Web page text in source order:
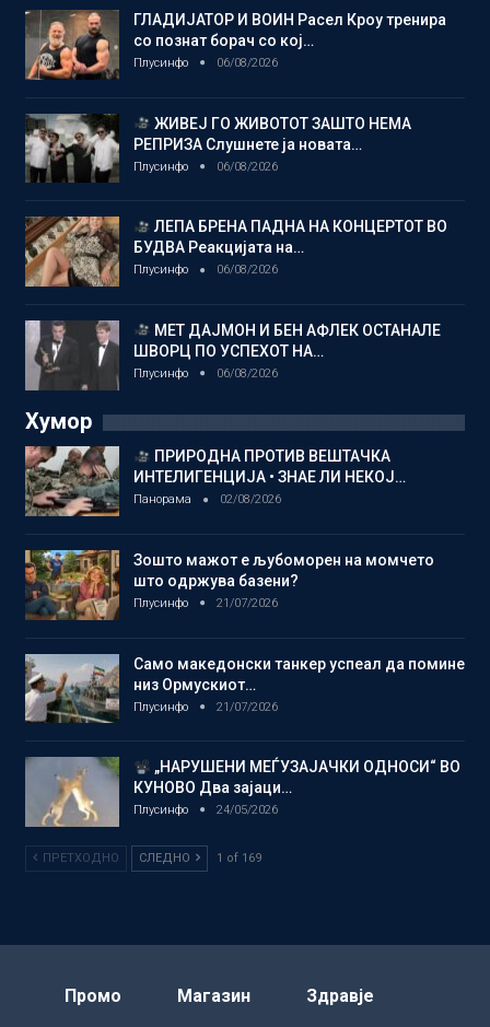
ГЛАДИЈАТОР И ВОИН Расел Кроу тренира
со познат борач со кој…
Плусинфо 06/08/2026
ЖИВЕЈ ГО ЖИВОТОТ ЗАШТО НЕМА
РЕПРИЗА Слушнете ја новата…
Плусинфо 06/08/2026
ЛЕПА БРЕНА ПАДНА НА КОНЦЕРТОТ ВО
БУДВА Реакцијата на…
Плусинфо 06/08/2026
МЕТ ДАЈМОН И БЕН АФЛЕК ОСТАНАЛЕ
ШВОРЦ ПО УСПЕХОТ НА…
Плусинфо 06/08/2026
Хумор
ПРИРОДНА ПРОТИВ ВЕШТАЧКА
ИНТЕЛИГЕНЦИЈА • ЗНАЕ ЛИ НЕКОЈ…
Панорама 02/08/2026
Зошто мажот е љубоморен на момчето
што одржува базени?
Плусинфо 21/07/2026
Само македонски танкер успеал да помине
низ Ормускиот…
Плусинфо 21/07/2026
„НАРУШЕНИ МЕЃУЗАЈАЧКИ ОДНОСИ“ ВО
КУНОВО Два зајаци…
Плусинфо 24/05/2026
ПРЕТХОДНО СЛЕДНО 1 of 169
Промо Магазин Здравје